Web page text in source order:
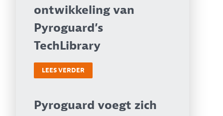
ontwikkeling van
Pyroguard’s
TechLibrary
LEES VERDER
Pyroguard voegt zich